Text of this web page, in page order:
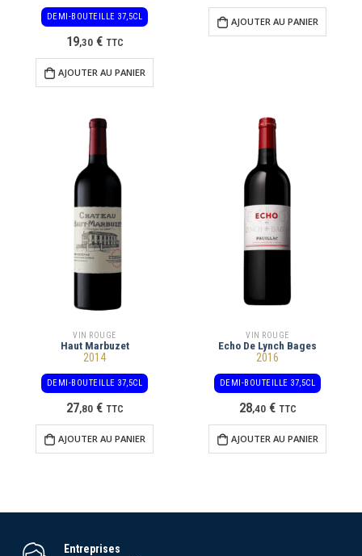
DEMI-BOUTEILLE 37,5CL
19,30 € TTC
AJOUTER AU PANIER
AJOUTER AU PANIER
VIN ROUGE
Haut Marbuzet
2014
DEMI-BOUTEILLE 37,5CL
27,80 € TTC
AJOUTER AU PANIER
VIN ROUGE
Echo De Lynch Bages
2016
DEMI-BOUTEILLE 37,5CL
28,40 € TTC
AJOUTER AU PANIER
Entreprises